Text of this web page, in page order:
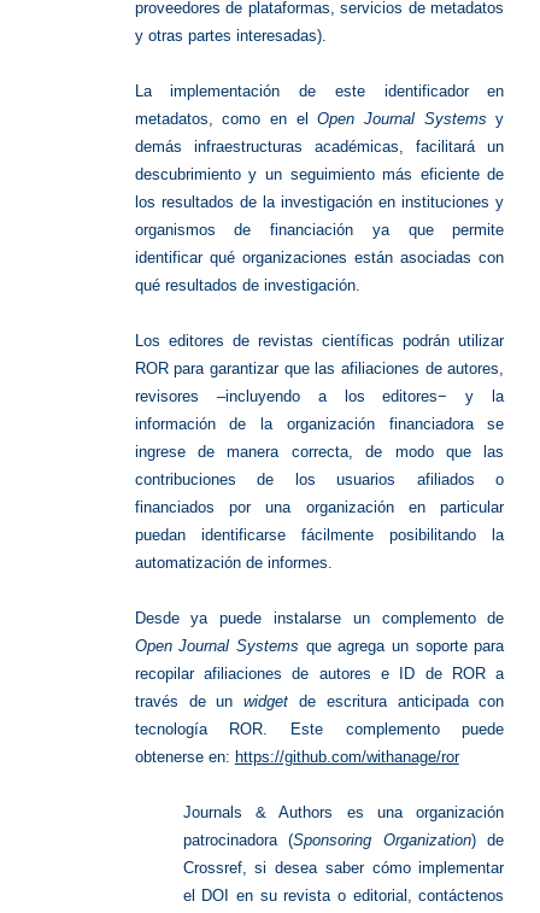
proveedores de plataformas, servicios de metadatos
y otras partes interesadas).
La implementación de este identificador en
metadatos, como en elOpen Journal Systems y
demás infraestructuras académicas, facilitará un
descubrimiento y un seguimiento más eficiente de
los resultados de la investigación en instituciones y
organismos de financiación ya que permite
identificar qué organizaciones están asociadas con
qué resultados de investigación.
Los editores de revistas científicas podrán utilizar
ROR para garantizar que las afiliaciones de autores,
revisores ‒incluyendo a los editores− y la
información de la organización financiadora se
ingrese de manera correcta, de modo que las
contribuciones de los usuarios afiliados o
financiados por una organización en particular
puedan identificarse fácilmente posibilitando la
automatización de informes.
Desde ya puede instalarse un complemento de
Open Journal Systems que agrega un soporte para
recopilar afiliaciones de autores e ID de ROR a
través de unwidget de escritura anticipada con
tecnología ROR. Este complemento puede
obtenerse en: https://github.com/withanage/ror
Journals & Authors es una organización
patrocinadora (Sponsoring Organization) de
Crossref, si desea saber cómo implementar
el DOI en su revista o editorial, contáctenos